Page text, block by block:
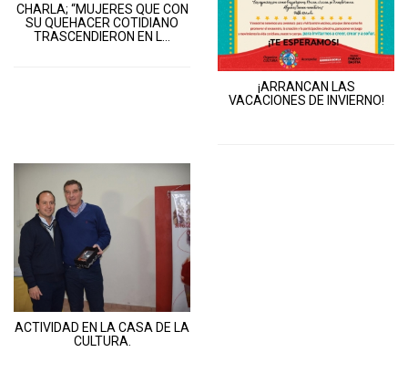
CHARLA; “MUJERES QUE CON
SU QUEHACER COTIDIANO
TRASCENDIERON EN L...
¡ARRANCAN LAS
VACACIONES DE INVIERNO!
ACTIVIDAD EN LA CASA DE LA
CULTURA.